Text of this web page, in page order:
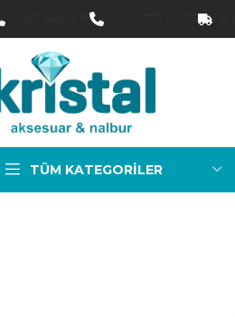
TÜM KATEGORILER